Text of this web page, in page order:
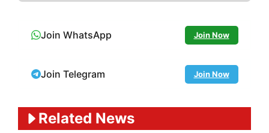
Join WhatsApp Join Now
Join Telegram Join Now
Related News